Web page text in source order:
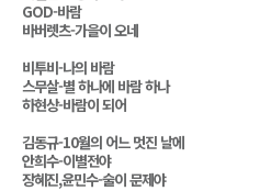
GOD-바람
바버렛츠-가을이 오네
비투비-나의 바람
스무살-별 하나에 바람 하나
하현상-바람이 되어
김동규-10월의 어느 멋진 날에
안희수-이별전야
장혜진,윤민수-술이 문제야